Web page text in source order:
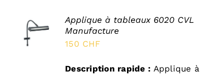
SELECT
OPTIONS
Applique à tableaux 6020 CVL
Manufacture
150 CHF
Description rapide : Applique à